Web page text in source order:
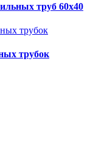
труб 60х40
трубок